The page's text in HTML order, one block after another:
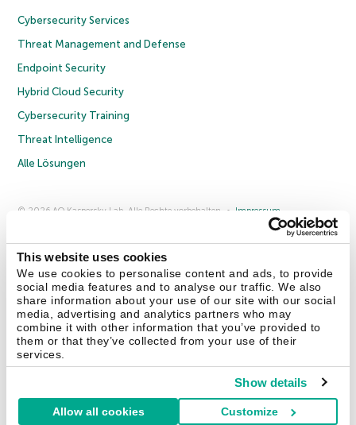
This website uses cookies
We use cookies to personalise content and ads, to provide
social media features and to analyse our traffic. We also
share information about your use of our site with our social
media, advertising and analytics partners who may
combine it with other information that you’ve provided to
them or that they’ve collected from your use of their
services.
Show details
Allow all cookies Customize
Cybersecurity Services
Threat Management and Defense
Endpoint Security
Hybrid Cloud Security
Cybersecurity Training
Threat Intelligence
Alle Lösungen
© 2026 AO Kaspersky Lab. Alle Rechte vorbehalten.
Impressum
Lizenzvereinbarung B2B
Anmeldung zum Newsletter für B2B-Vertriebspartner
Kontakt Über uns Partner Blog
Weitere Informationen
Pressemitteilungen
Securelist Eugene Personal Blog Enzyklopädie